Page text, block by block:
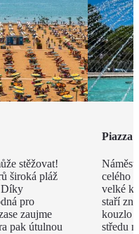
stěžovat!
široká pláž
Díky
pro
zaujme
pak útulnou
Piazza
celého
velké
staří
kouzlo
středu